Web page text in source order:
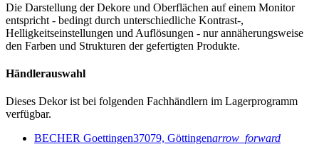
Die Darstellung der Dekore und Oberflächen auf einem Monitor
entspricht - bedingt durch unterschiedliche Kontrast-,
Helligkeitseinstellungen und Auflösungen - nur annäherungsweise
den Farben und Strukturen der gefertigten Produkte.
Händlerauswahl
Dieses Dekor ist bei folgenden Fachhändlern im Lagerprogramm
verfügbar.
BECHER Goettingen37079, Göttingenarrow_forward